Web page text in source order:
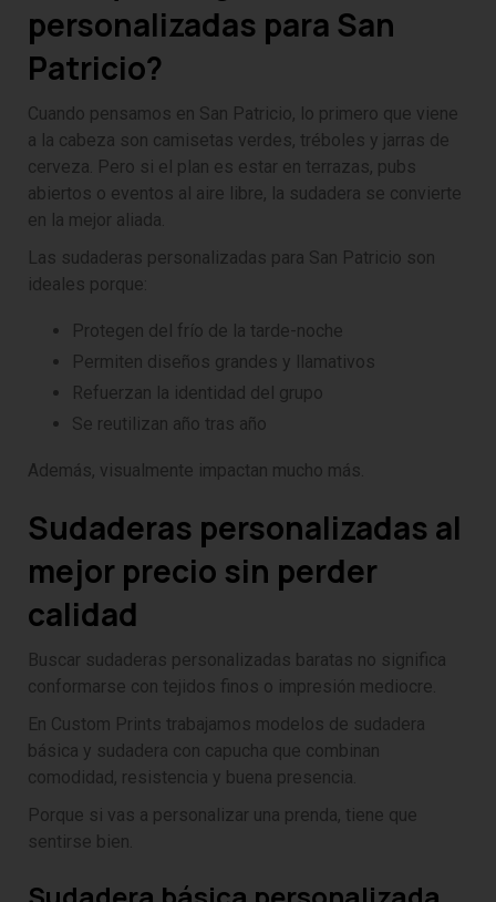
personalizadas para San
Patricio?
Cuando pensamos en San Patricio, lo primero que viene
a la cabeza son camisetas verdes, tréboles y jarras de
cerveza. Pero si el plan es estar en terrazas, pubs
abiertos o eventos al aire libre, la sudadera se convierte
en la mejor aliada.
Las sudaderas personalizadas para San Patricio son
ideales porque:
Protegen del frío de la tarde-noche
Permiten diseños grandes y llamativos
Refuerzan la identidad del grupo
Se reutilizan año tras año
Además, visualmente impactan mucho más.
Sudaderas personalizadas al
mejor precio sin perder
calidad
Buscar sudaderas personalizadas baratas no significa
conformarse con tejidos finos o impresión mediocre.
En Custom Prints trabajamos modelos de sudadera
básica y sudadera con capucha que combinan
comodidad, resistencia y buena presencia.
Porque si vas a personalizar una prenda, tiene que
sentirse bien.